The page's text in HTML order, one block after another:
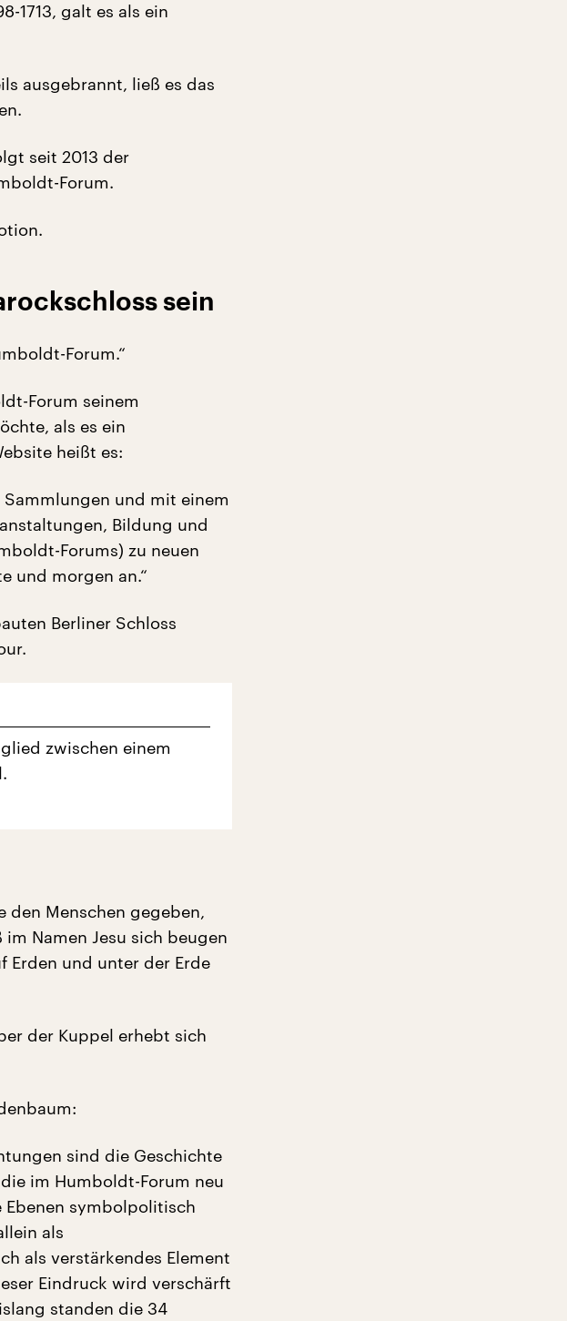
1713, galt es als ein
ausgebrannt, ließ es das
seit 2013 der
Forum.
sein
Forum.“
Forum seinem
als es ein
heißt es:
Sammlungen und mit einem
Bildung und
Forums) zu neuen
und morgen an.“
Berliner Schloss
zwischen einem
den Menschen gegeben,
im Namen Jesu sich beugen
Erden und unter der Erde
der Kuppel erhebt sich
sind die Geschichte
im Humboldt-Forum neu
symbolpolitisch
als
als verstärkendes Element
Eindruck wird verschärft
standen die 34